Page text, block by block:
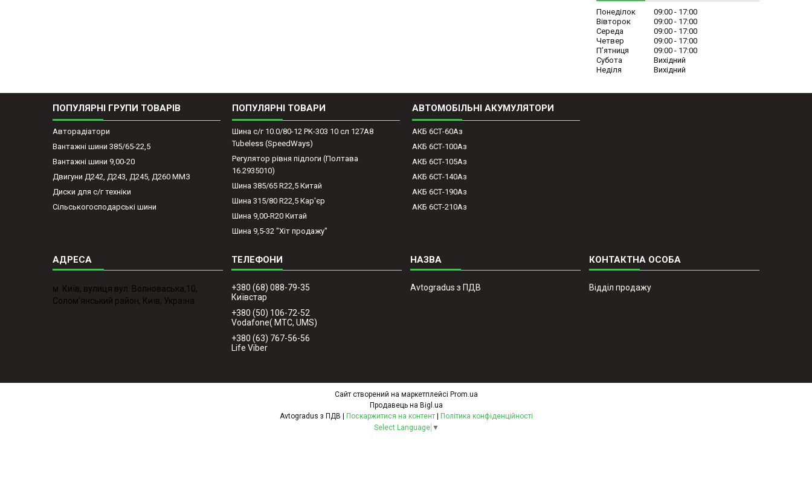
Понеділок 09:00
17:00
Вівторок
09:00
17:00
Середа
09:00
17:00
Четвер
09:00
17:00
Пʼятниця
09:00
17:00
Субота
Вихідний
Неділя
Вихідний
ПОПУЛЯРНІ ГРУПИ ТОВАРІВ
Авторадіатори
Вантажні шини 385/65-22,5
Вантажні шини 9,00-20
Двигуни Д242, Д243, Д245, Д260 ММЗ
Диски для с/г техніки
Сільськогосподарські шини
ПОПУЛЯРНІ ТОВАРИ
Шина с/г 10.0/80-12 PK-303 10 сл 127A8
Tubeless (SpeedWays)
Регулятор рівня підлоги (Полтава
16.2935010)
Шина 385/65 R22,5 Китай
Шина 315/80 R22,5 Кар'єр
Шина 9,00-R20 Китай
Шина 9,5-32 "Хіт продажу"
АВТОМОБІЛЬНІ АКУМУЛЯТОРИ
АКБ 6СТ-60Аз
АКБ 6СТ-100Аз
АКБ 6СТ-105Аз
АКБ 6СТ-140Аз
АКБ 6СТ-190Аз
АКБ 6СТ-210Аз
м. Київ, вулиця вул. Волноваська,10,
Солом'янський район, Київ, Україна
+380 (68) 088-79-35
Київстар
+380 (50) 106-72-52
Vodafone( МТС, UMS)
+380 (63) 767-56-56
Life Viber
Avtogradus з ПДВ Відділ продажу
Сайт створений на маркетплейсі Prom.ua
Продавець на Bigl.ua
Поскаржитися на контент
Політика конфіденційності
Select Language ▼